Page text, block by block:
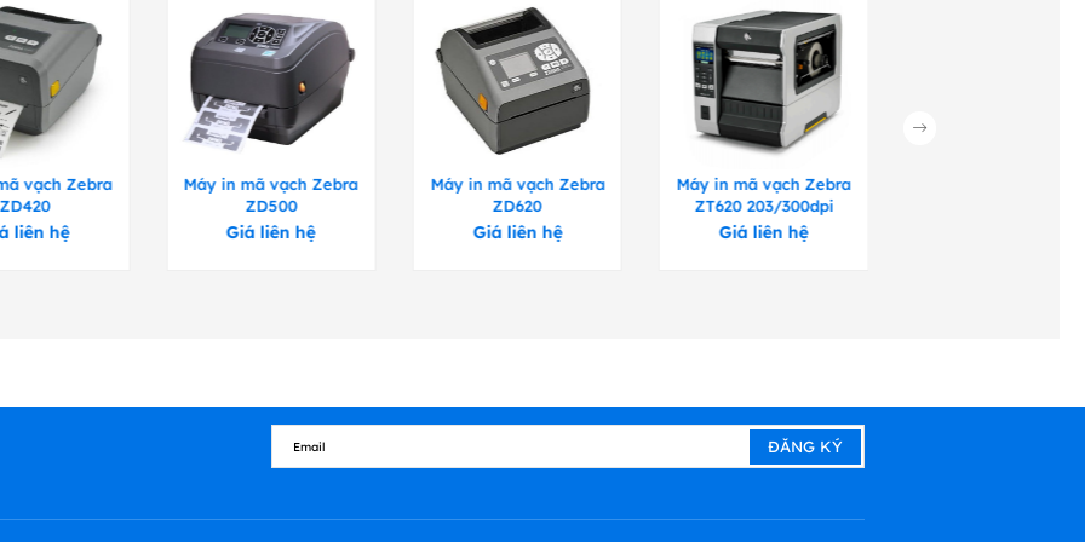
110 mm
vạch Zebra
ZD420
liên hệ
Máy in mã vạch Zebra
ZD500
Giá liên hệ
Máy in mã vạch Zebra
ZD620
Giá liên hệ
Máy in mã vạch Zebra
ZT620 203/300dpi
Giá liên hệ